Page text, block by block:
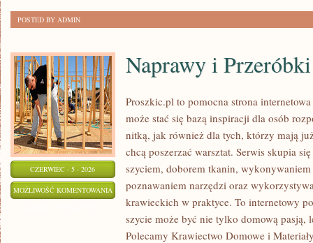
POSTED BY ADMIN
CZERWIEC - 5 - 2026
MOŻLIWOŚĆ KOMENTOWANIA NAPRAWY
PRZERÓBKI
Naprawy i Przeróbki
Proszkic.pl to pomocna strona
może stać się bazą inspiracji dla osób
nitką, jak również dla tych, którzy mają
chcą poszerzać warsztat. Serwis skupia
szyciem, doborem tkanin,
poznawaniem narzędzi oraz
krawieckich w praktyce. To internetowy
szycie może być nie tylko domową pasją,
Polecamy Krawiectwo Domowe i